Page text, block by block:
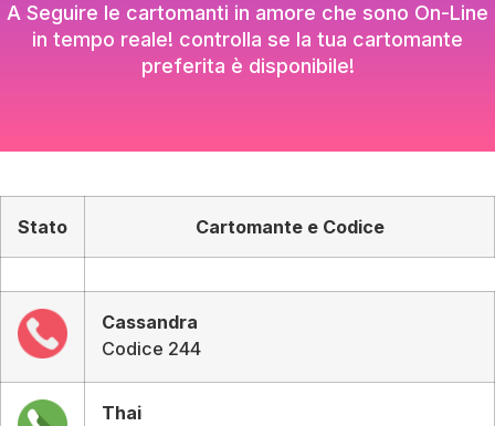
A Seguire le cartomanti in amore che sono On-Line
in tempo reale! controlla se la tua cartomante
preferita è disponibile!
Stato Cartomante e Codice
Cassandra
Codice 244
Thai